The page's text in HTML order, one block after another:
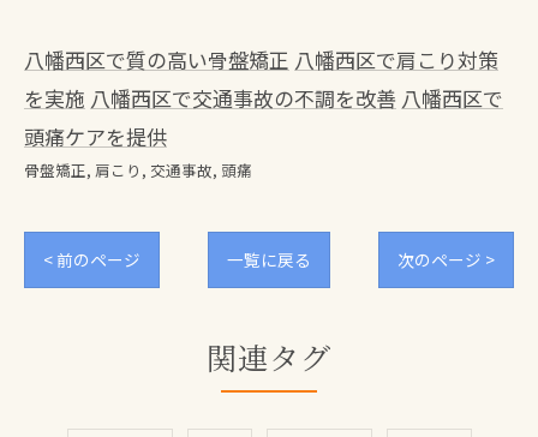
八幡西区で質の高い骨盤矯正 八幡西区で肩こり対策
を実施 八幡西区で交通事故の不調を改善 八幡西区で
頭痛ケアを提供
骨盤矯正 肩こり 交通事故 頭痛
< 前のページ 一覧に戻る 次のページ >
関連タグ